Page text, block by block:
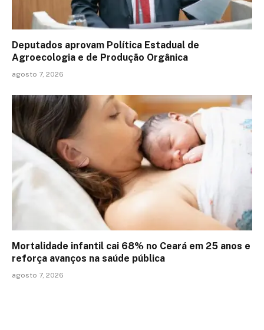
Deputados aprovam Política Estadual de
Agroecologia e de Produção Orgânica
agosto 7, 2026
Mortalidade infantil cai 68% no Ceará em 25 anos e
reforça avanços na saúde pública
agosto 7, 2026